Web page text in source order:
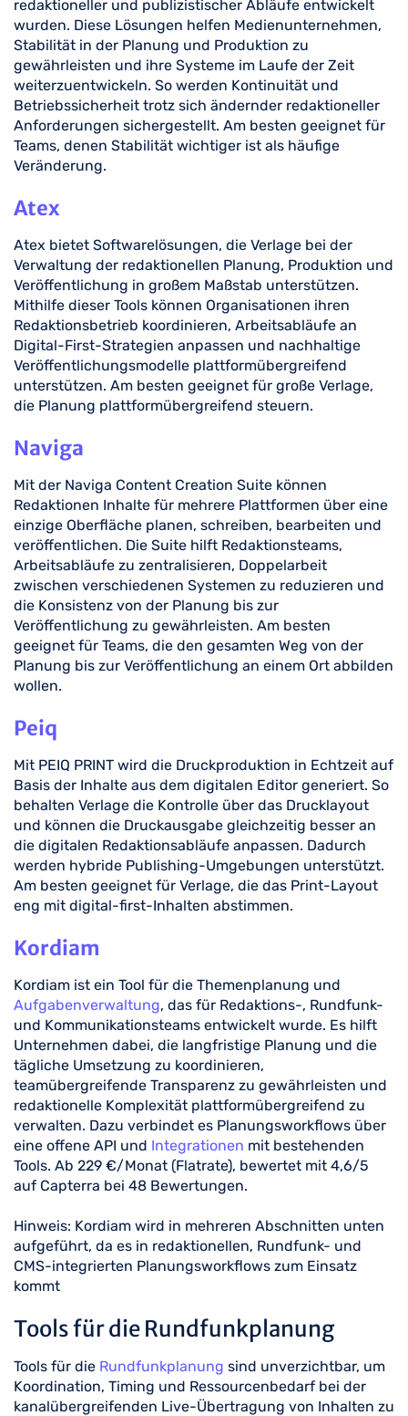
redaktioneller und publizistischer Abläufe entwickelt
wurden. Diese Lösungen helfen Medienunternehmen,
Stabilität in der Planung und Produktion zu
gewährleisten und ihre Systeme im Laufe der Zeit
weiterzuentwickeln. So werden Kontinuität und
Betriebssicherheit trotz sich ändernder redaktioneller
Anforderungen sichergestellt. Am besten geeignet für
Teams, denen Stabilität wichtiger ist als häufige
Veränderung.
Atex
Atex bietet Softwarelösungen, die Verlage bei der
Verwaltung der redaktionellen Planung, Produktion und
Veröffentlichung in großem Maßstab unterstützen.
Mithilfe dieser Tools können Organisationen ihren
Redaktionsbetrieb koordinieren, Arbeitsabläufe an
Digital-First-Strategien anpassen und nachhaltige
Veröffentlichungsmodelle plattformübergreifend
unterstützen. Am besten geeignet für große Verlage,
die Planung plattformübergreifend steuern.
Naviga
Mit der Naviga Content Creation Suite können
Redaktionen Inhalte für mehrere Plattformen über eine
einzige Oberfläche planen, schreiben, bearbeiten und
veröffentlichen. Die Suite hilft Redaktionsteams,
Arbeitsabläufe zu zentralisieren, Doppelarbeit
zwischen verschiedenen Systemen zu reduzieren und
die Konsistenz von der Planung bis zur
Veröffentlichung zu gewährleisten. Am besten
geeignet für Teams, die den gesamten Weg von der
Planung bis zur Veröffentlichung an einem Ort abbilden
wollen.
Peiq
Mit PEIQ PRINT wird die Druckproduktion in Echtzeit auf
Basis der Inhalte aus dem digitalen Editor generiert. So
behalten Verlage die Kontrolle über das Drucklayout
und können die Druckausgabe gleichzeitig besser an
die digitalen Redaktionsabläufe anpassen. Dadurch
werden hybride Publishing-Umgebungen unterstützt.
Am besten geeignet für Verlage, die das Print-Layout
eng mit digital-first-Inhalten abstimmen.
Kordiam
Kordiam ist ein Tool für die Themenplanung und
Aufgabenverwaltung, das für Redaktions-, Rundfunk-
und Kommunikationsteams entwickelt wurde. Es hilft
Unternehmen dabei, die langfristige Planung und die
tägliche Umsetzung zu koordinieren,
teamübergreifende Transparenz zu gewährleisten und
redaktionelle Komplexität plattformübergreifend zu
verwalten. Dazu verbindet es Planungsworkflows über
eine offene API und Integrationen mit bestehenden
Tools. Ab 229 €/Monat (Flatrate), bewertet mit 4,6/5
auf Capterra bei 48 Bewertungen.
Hinweis: Kordiam wird in mehreren Abschnitten unten
aufgeführt, da es in redaktionellen, Rundfunk- und
CMS-integrierten Planungsworkflows zum Einsatz
kommt
Tools für die Rundfunkplanung
Tools für die Rundfunkplanung sind unverzichtbar, um
Koordination, Timing und Ressourcenbedarf bei der
kanalübergreifenden Live-Übertragung von Inhalten zu